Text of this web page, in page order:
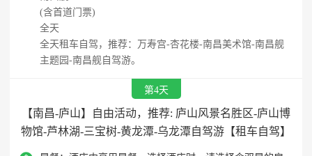
(含首道门票)
全天
全天租车自驾，推荐：万寿宫-杏花楼-南昌美术馆-南昌舰
主题园-南昌舰自驾游。
第4天
【南昌-庐山】自由活动，推荐: 庐山风景名胜区-庐山博
物馆-芦林湖-三宝树-黄龙潭-乌龙潭自驾游【租车自驾】